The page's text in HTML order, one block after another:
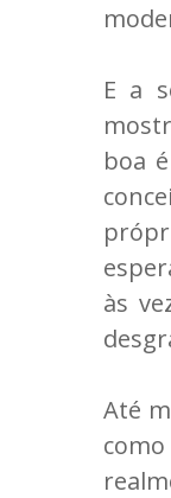
E a
boa
às
Até